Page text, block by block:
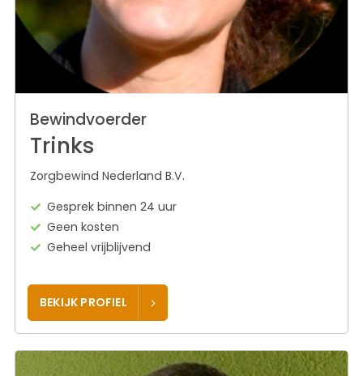
Bewindvoerder
Trinks
Zorgbewind Nederland B.V.
Gesprek binnen 24 uur
Geen kosten
Geheel vrijblijvend
BEKIJK PROFIEL